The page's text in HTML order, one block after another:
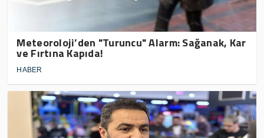
Meteoroloji’den "Turuncu" Alarm: Sağanak, Kar
ve Fırtına Kapıda!
HABER